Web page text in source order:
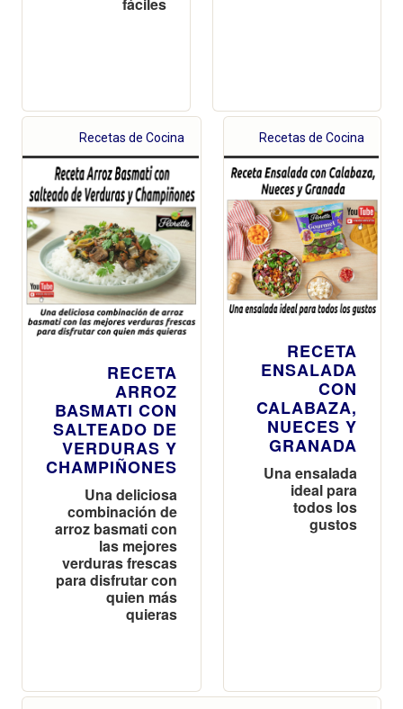
Recetas de Cocina
RECETA
ARROZ
BASMATI CON
SALTEADO DE
VERDURAS Y
CHAMPIÑONES
Una deliciosa
combinación de
arroz basmati con
las mejores
verduras frescas
para disfrutar con
quien más
quieras
Recetas de Cocina
RECETA
ENSALADA
CON
CALABAZA,
NUECES Y
GRANADA
Una ensalada
ideal para
todos los
gustos